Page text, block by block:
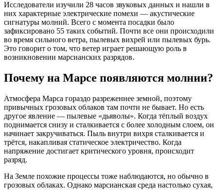
Исследователи изучили 28 часов звуковых данных и нашли в
них характерные электрические помехи — акустические
сигнатуры молний. Всего с момента посадки было
зафиксировано 55 таких событий. Почти все они происходили
во время сильного ветра, пылевых вихрей или пылевых бурь.
Это говорит о том, что ветер играет решающую роль в
возникновении марсианских разрядов.
Почему на Марсе появляются молнии?
Атмосфера Марса гораздо разреженнее земной, поэтому
привычных грозовых облаков там почти не бывает. Но есть
другое явление — пылевые «дьяволы». Когда тёплый воздух
поднимается снизу и сталкивается с более холодным слоем, он
начинает закручиваться. Пыль внутри вихря сталкивается и
трётся, накапливая статическое электричество. Когда
напряжение достигает критического уровня, происходит
разряд.
На Земле похожие процессы тоже наблюдаются, но обычно в
грозовых облаках. Однако марсианская среда настолько сухая,